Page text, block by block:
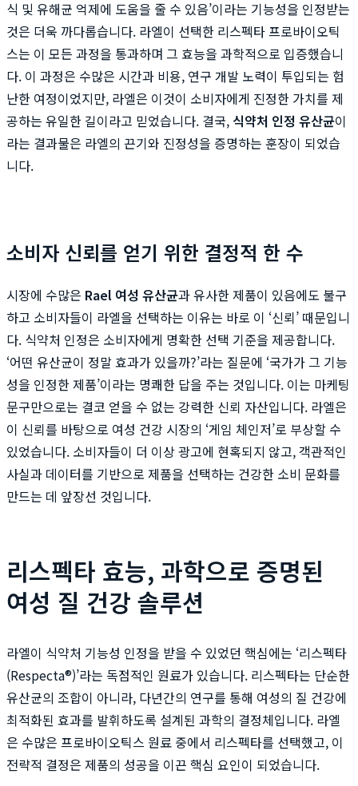
식 및 유해균 억제에 도움을 줄 수 있음’이라는 기능성을 인정받는
것은 더욱 까다롭습니다. 라엘이 선택한 리스펙타 프로바이오틱
스는 이 모든 과정을 통과하며 그 효능을 과학적으로 입증했습니
다. 이 과정은 수많은 시간과 비용, 연구 개발 노력이 투입되는 험
난한 여정이었지만, 라엘은 이것이 소비자에게 진정한 가치를 제
공하는 유일한 길이라고 믿었습니다. 결국, 식약처 인정 유산균이
라는 결과물은 라엘의 끈기와 진정성을 증명하는 훈장이 되었습
니다.
소비자 신뢰를 얻기 위한 결정적 한 수
시장에 수많은 Rael 여성 유산균과 유사한 제품이 있음에도 불구
하고 소비자들이 라엘을 선택하는 이유는 바로 이 ‘신뢰’ 때문입니
다. 식약처 인정은 소비자에게 명확한 선택 기준을 제공합니다.
‘어떤 유산균이 정말 효과가 있을까?’라는 질문에 ‘국가가 그 기능
성을 인정한 제품’이라는 명쾌한 답을 주는 것입니다. 이는 마케팅
문구만으로는 결코 얻을 수 없는 강력한 신뢰 자산입니다. 라엘은
이 신뢰를 바탕으로 여성 건강 시장의 ‘게임 체인저’로 부상할 수
있었습니다. 소비자들이 더 이상 광고에 현혹되지 않고, 객관적인
사실과 데이터를 기반으로 제품을 선택하는 건강한 소비 문화를
만드는 데 앞장선 것입니다.
리스펙타 효능, 과학으로 증명된
여성 질 건강 솔루션
라엘이 식약처 기능성 인정을 받을 수 있었던 핵심에는 ‘리스펙타
(Respecta®)’라는 독점적인 원료가 있습니다. 리스펙타는 단순한
유산균의 조합이 아니라, 다년간의 연구를 통해 여성의 질 건강에
최적화된 효과를 발휘하도록 설계된 과학의 결정체입니다. 라엘
은 수많은 프로바이오틱스 원료 중에서 리스펙타를 선택했고, 이
전략적 결정은 제품의 성공을 이끈 핵심 요인이 되었습니다.